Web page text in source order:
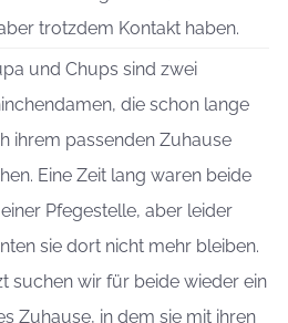
trotzdem Kontakt haben.
und Chups sind zwei
die schon lange
ihrem passenden Zuhause
Eine Zeit lang waren beide
Pfegestelle, aber leider
sie dort nicht mehr bleiben.
suchen wir für beide wieder ein
Zuhause, in dem sie mit ihren